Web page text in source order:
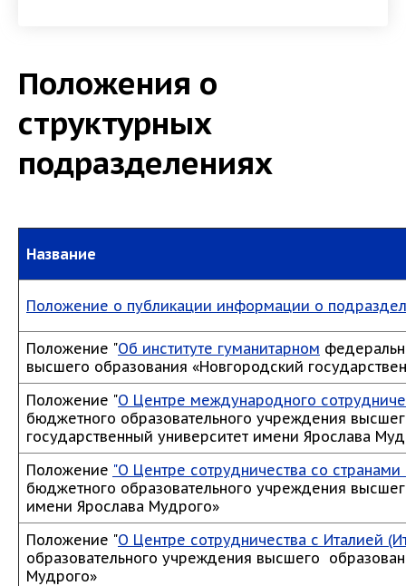
Положения о
структурных
подразделениях
Название
Положение о публикации информации о
Положение "Об институте гуманитарном
высшего образования «Новгородский
Положение "О Центре международного
бюджетного образовательного учреждения
государственный университет имени Ярослава
Положение "О Центре сотрудничества со
бюджетного образовательного учреждения
имени Ярослава Мудрого»
Положение "О Центре сотрудничества с Италией
образовательного учреждения высшего
Мудрого»